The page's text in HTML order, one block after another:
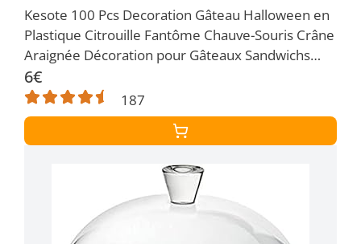
Kesote 100 Pcs Decoration Gâteau Halloween en
Plastique Citrouille Fantôme Chauve-Souris Crâne
Araignée Décoration pour Gâteaux Sandwichs
Cupcakes
6€
187